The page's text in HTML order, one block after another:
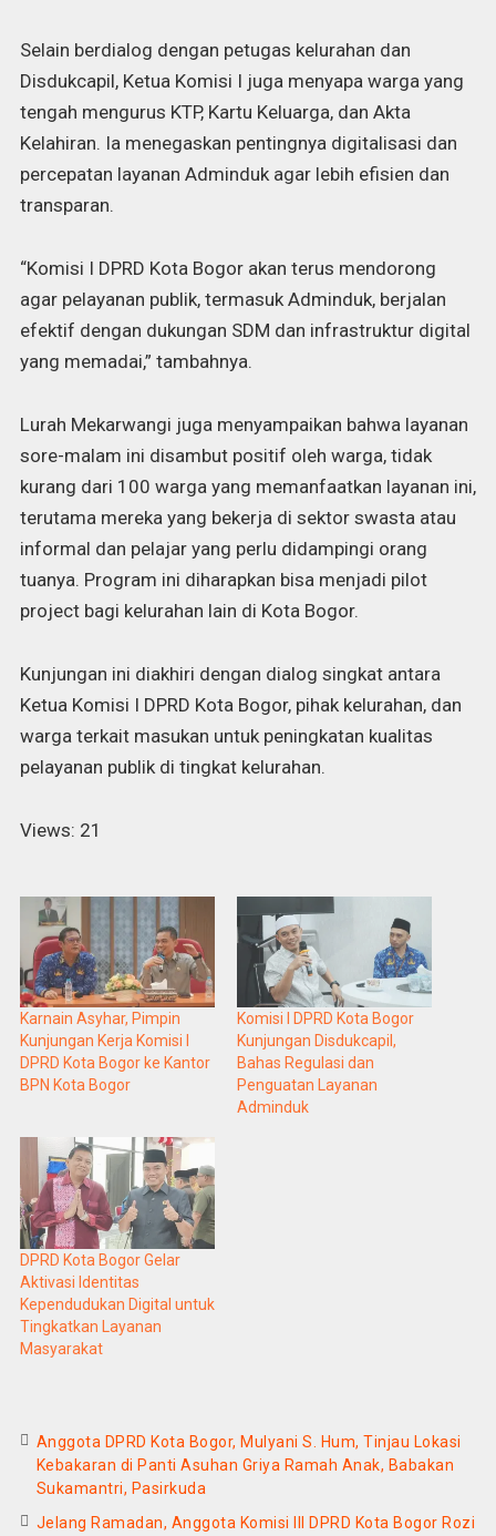
Selain berdialog dengan petugas kelurahan dan
Disdukcapil, Ketua Komisi I juga menyapa warga yang
tengah mengurus KTP, Kartu Keluarga, dan Akta
Kelahiran. Ia menegaskan pentingnya digitalisasi dan
percepatan layanan Adminduk agar lebih efisien dan
transparan.
“Komisi I DPRD Kota Bogor akan terus mendorong
agar pelayanan publik, termasuk Adminduk, berjalan
efektif dengan dukungan SDM dan infrastruktur digital
yang memadai,” tambahnya.
Lurah Mekarwangi juga menyampaikan bahwa layanan
sore-malam ini disambut positif oleh warga, tidak
kurang dari 100 warga yang memanfaatkan layanan ini,
terutama mereka yang bekerja di sektor swasta atau
informal dan pelajar yang perlu didampingi orang
tuanya. Program ini diharapkan bisa menjadi pilot
project bagi kelurahan lain di Kota Bogor.
Kunjungan ini diakhiri dengan dialog singkat antara
Ketua Komisi I DPRD Kota Bogor, pihak kelurahan, dan
warga terkait masukan untuk peningkatan kualitas
pelayanan publik di tingkat kelurahan.
Views: 21
Karnain Asyhar, Pimpin
Kunjungan Kerja Komisi I
DPRD Kota Bogor ke Kantor
BPN Kota Bogor
Komisi I DPRD Kota Bogor
Kunjungan Disdukcapil,
Bahas Regulasi dan
Penguatan Layanan
Adminduk
DPRD Kota Bogor Gelar
Aktivasi Identitas
Kependudukan Digital untuk
Tingkatkan Layanan
Masyarakat
Anggota DPRD Kota Bogor, Mulyani S. Hum, Tinjau Lokasi
Kebakaran di Panti Asuhan Griya Ramah Anak, Babakan
Sukamantri, Pasirkuda
Jelang Ramadan, Anggota Komisi III DPRD Kota Bogor Rozi